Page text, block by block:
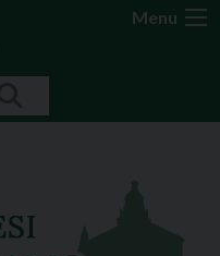
Menu